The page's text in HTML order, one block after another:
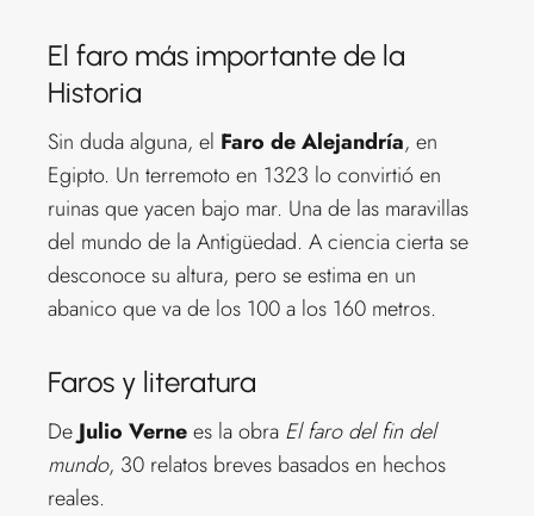
El faro más importante de la
Historia
Sin duda alguna, el Faro de Alejandría, en
Egipto. Un terremoto en 1323 lo convirtió en
ruinas que yacen bajo mar. Una de las maravillas
del mundo de la Antigüedad. A ciencia cierta se
desconoce su altura, pero se estima en un
abanico que va de los 100 a los 160 metros.
Faros y literatura
DeJulio Vernees la obra El faro del fin del
mundo, 30 relatos breves basados en hechos
reales.